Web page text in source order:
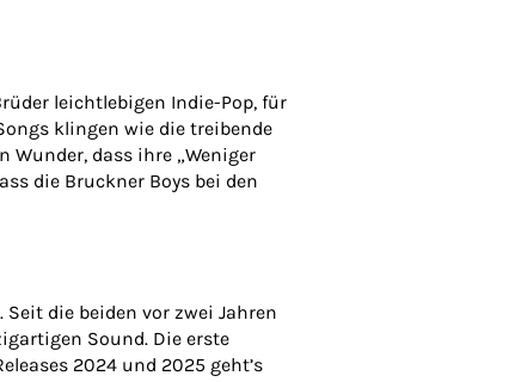
leichtlebigen Indie-Pop, für
klingen wie die treibende
dass ihre „Weniger
die Bruckner Boys bei den
die beiden vor zwei Jahren
Sound. Die erste
2024 und 2025 geht’s